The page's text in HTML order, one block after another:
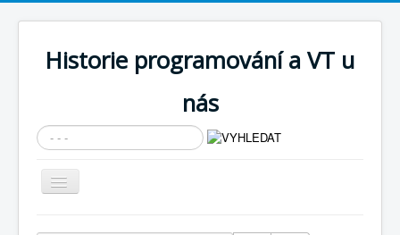
Historie programování a VT u
nás
Vyhledávání...
Přepnout
navigaci